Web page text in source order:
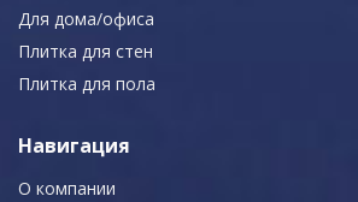
Для дома/офиса
Плитка для стен
Плитка для пола
Навигация
О компании